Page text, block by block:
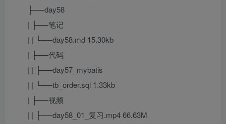
├──day58
| ├──笔记
| | └──day58.md 15.30kb
| ├──代码
| | ├──day57_mybatis
| | └──tb_order.sql 1.33kb
| ├──视频
| | ├──day58_01_复习.mp4 66.63M